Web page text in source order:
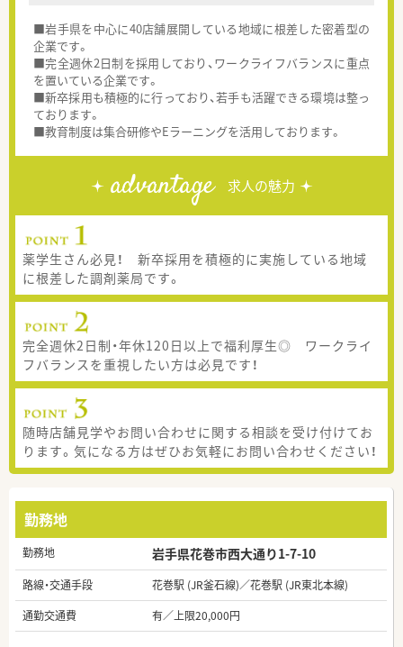
■岩手県を中心に40店舗展開している地域に根差した密着型の
企業です。
■完全週休2日制を採用しており、ワークライフバランスに重点
を置いている企業です。
■新卒採用も積極的に行っており、若手も活躍できる環境は整っ
ております。
■教育制度は集合研修やEラーニングを活用しております。
advantage 求人の魅力
薬学生さん必見！ 新卒採用を積極的に実施している地域
に根差した調剤薬局です。
完全週休2日制・年休120日以上で福利厚生◎ ワークライ
フバランスを重視したい方は必見です！
随時店舗見学やお問い合わせに関する相談を受け付けてお
ります。気になる方はぜひお気軽にお問い合わせください！
勤務地
勤務地 岩手県花巻市西大通り1-7-10
路線・交通手段
花巻駅 (JR釜石線)／花巻駅 (JR東北本線)
通勤交通費
有／上限20,000円